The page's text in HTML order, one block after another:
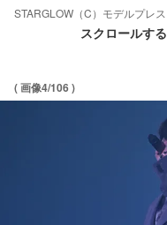
STARGLOW（C）モデルプレス
スクロールす
( 画像4/106 )